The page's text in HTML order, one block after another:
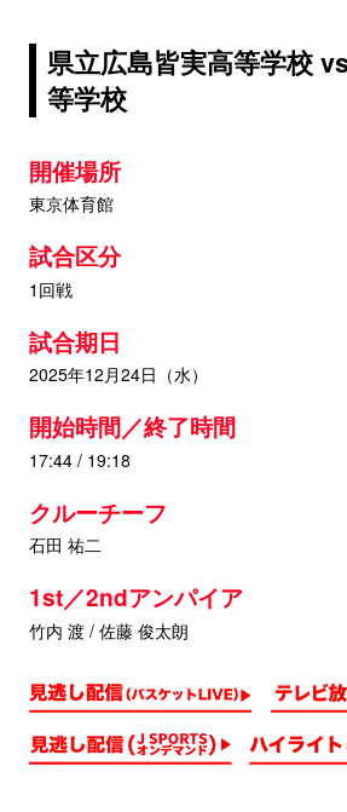
県立広島皆実高等学校
等学校
開催場所
東京体育館
試合区分
1回戦
試合期日
2025年12月24日（水）
開始時間／終了時間
17:44 / 19:18
クルーチーフ
石田 祐二
1st／2ndアンパイア
竹内 渡 / 佐藤 俊太朗